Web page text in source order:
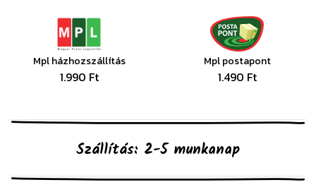
Mpl házhozszállítás
1.990 Ft
Mpl postapont
1.490 Ft
Szállítás: 2-5 munkanap